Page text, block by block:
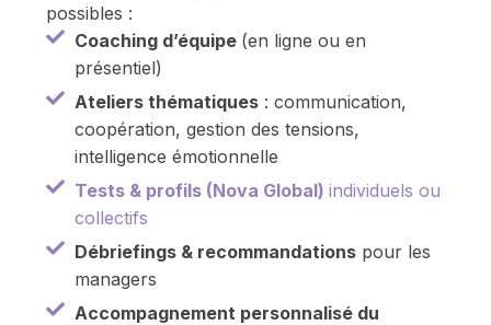
possibles :
Coaching d’équipe (en ligne ou en
présentiel)
Ateliers thématiques : communication,
coopération, gestion des tensions,
intelligence émotionnelle
Tests & profils (Nova Global)individuels ou
collectifs
Débriefings & recommandations pour les
managers
Accompagnement personnalisé du